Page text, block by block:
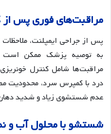
مراقبتهایفوریپس از
پس از جراحی ایمپلنت،
به توصیه پزشک ممکن است
مراقبت‌ها شامل کنترل
درد با کمپرس سرد، محدودیت
عدم شستشوی زیاد و شدید
شستشوبامحلولآبو